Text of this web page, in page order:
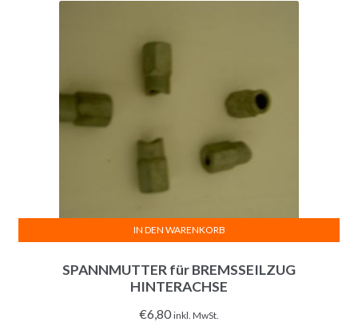
SPANNMUTTER für BREMSSEILZUG
HINTERACHSE
€6,80 inkl. MwSt.
IN DEN WARENKORB